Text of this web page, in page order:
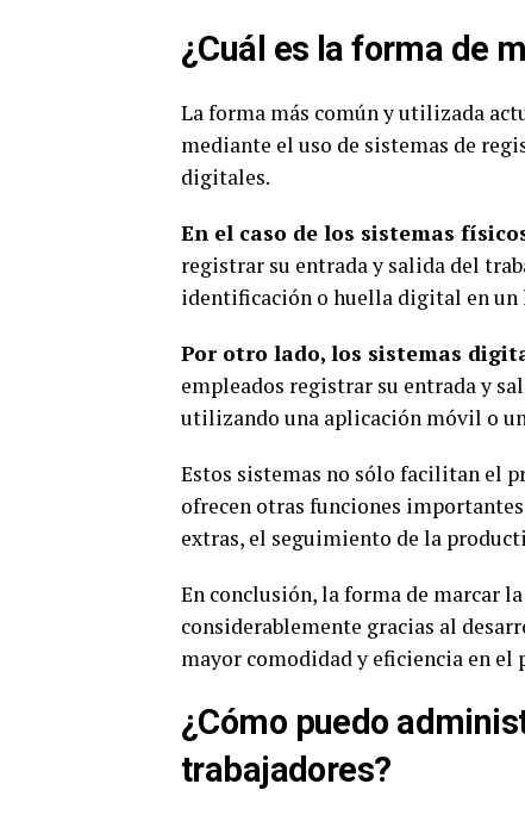
¿Cuál es la forma de
La forma más común y utilizada
mediante el uso de sistemas de
digitales.
En el caso de los sistemas
registrar su entrada y salida del
identificación o huella digital en un
Por otro lado, los sistemas
empleados registrar su entrada y
utilizando una aplicación móvil o
Estos sistemas no sólo facilitan el
ofrecen otras funciones
extras, el seguimiento de la
En conclusión, la forma de marcar
considerablemente gracias al
mayor comodidad y eficiencia en el
¿Cómo puedo
trabajadores?